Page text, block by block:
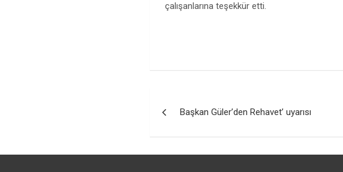
çalışanlarına teşekkür etti.
gezinmesi
Başkan Güler’den Rehavet’ uyarısı